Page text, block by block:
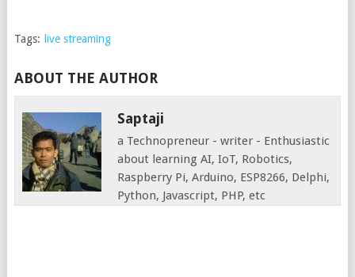
Tags: live streaming
ABOUT THE AUTHOR
Saptaji
a Technopreneur - writer - Enthusiastic
about learning AI, IoT, Robotics,
Raspberry Pi, Arduino, ESP8266, Delphi,
Python, Javascript, PHP, etc